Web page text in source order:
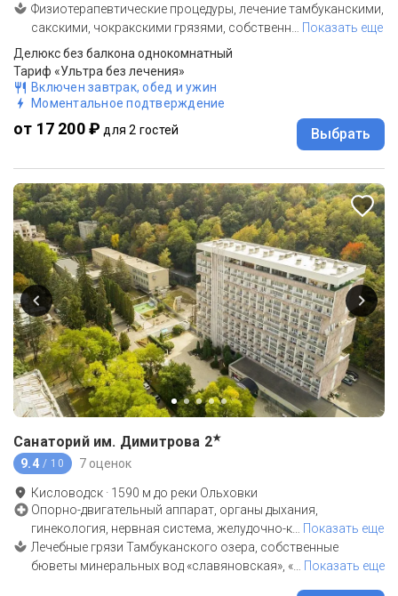
Физиотерапевтические процедуры, лечение тамбуканскими,
сакскими, чокракскими грязями, собственн
Показать еще
Делюкс без балкона однокомнатный
Тариф «Ультра без лечения»
Включен завтрак, обед и ужин
Моментальное подтверждение
от 17 200 ₽ для 2 гостей Выбрать
Санаторий им. Димитрова 2★
9.4 / 10 7 оценок
Кисловодск · 1590 м до реки Ольховки
Опорно-двигательный аппарат, органы дыхания,
гинекология, нервная система, желудочно-к… Показать еще
Лечебные грязи Тамбуканского озера, собственные
бюветы минеральных вод «славяновская», «… Показать еще